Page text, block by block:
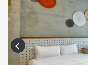
prev